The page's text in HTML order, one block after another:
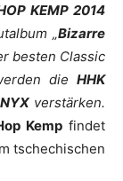
KEMP 2014
„Bizarre
besten Classic
die HHK
verstärken.
Kemp findet
tschechischen